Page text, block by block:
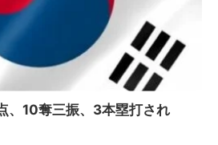
、10奪三振、3本塁打され